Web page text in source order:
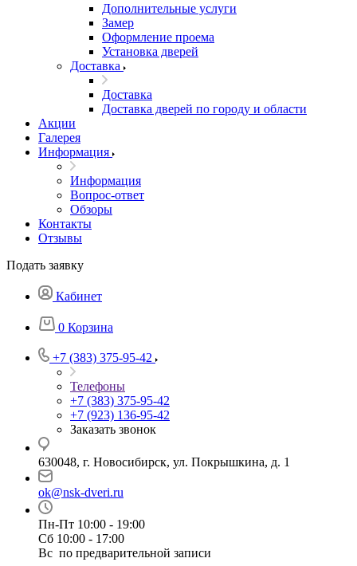
Дополнительные услуги
Замер
Оформление проема
Установка дверей
Доставка
Доставка
Доставка дверей по городу и области
Акции
Галерея
Информация
Информация
Вопрос-ответ
Обзоры
Контакты
Отзывы
Подать заявку
Кабинет
0 Корзина
+7 (383) 375-95-42
Телефоны
+7 (383) 375-95-42
+7 (923) 136-95-42
Заказать звонок
630048, г. Новосибирск, ул. Покрышкина, д. 1
ok@nsk-dveri.ru
Пн-Пт 10:00 - 19:00
Сб 10:00 - 17:00
Вс по предварительной записи